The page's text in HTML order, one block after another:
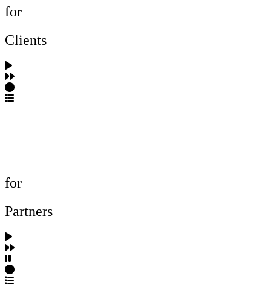
for
Clients
for
Partners